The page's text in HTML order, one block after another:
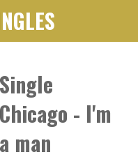
Single
Chicago - I'm
a man